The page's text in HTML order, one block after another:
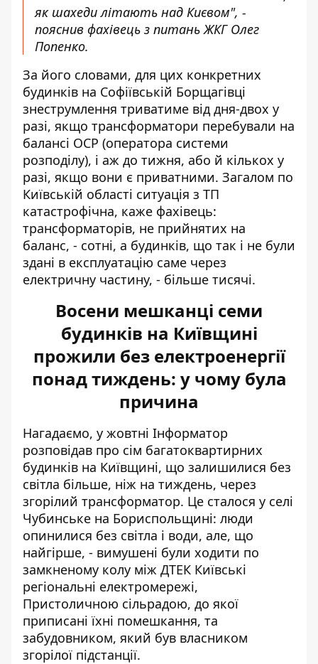
як шахеди літають над Києвом", -
пояснив фахівець з питань ЖКГ Олег
Попенко.
За його словами, для цих конкретних
будинків на Софіївській Борщагівці
знеструмлення триватиме від дня-двох у
разі, якщо трансформатори перебували на
балансі ОСР (оператора системи
розподілу), і аж до тижня, або й кількох у
разі, якщо вони є приватними. Загалом по
Київській області ситуація з ТП
катастрофічна, каже фахівець:
трансформаторів, не прийнятих на
баланс, - сотні, а будинків, що так і не були
здані в експлуатацію саме через
електричну частину, - більше тисячі.
Восени мешканці семи
будинків на Київщині
прожили без електроенергії
понад тиждень: у чому була
причина
Нагадаємо, у жовтні Інформатор
розповідав про сім багатоквартирних
будинків на Київщині, що залишилися без
світла більше, ніж на тиждень, через
згорілий трансформатор. Це сталося у селі
Чубинське на Бориспольщині: люди
опинилися без світла і води, але, що
найгірше, - вимушені були ходити по
замкненому колу між ДТЕК Київські
регіональні електромережі,
Пристоличною сільрадою, до якої
приписані їхні помешкання, та
забудовником, який був власником
згорілої підстанції.